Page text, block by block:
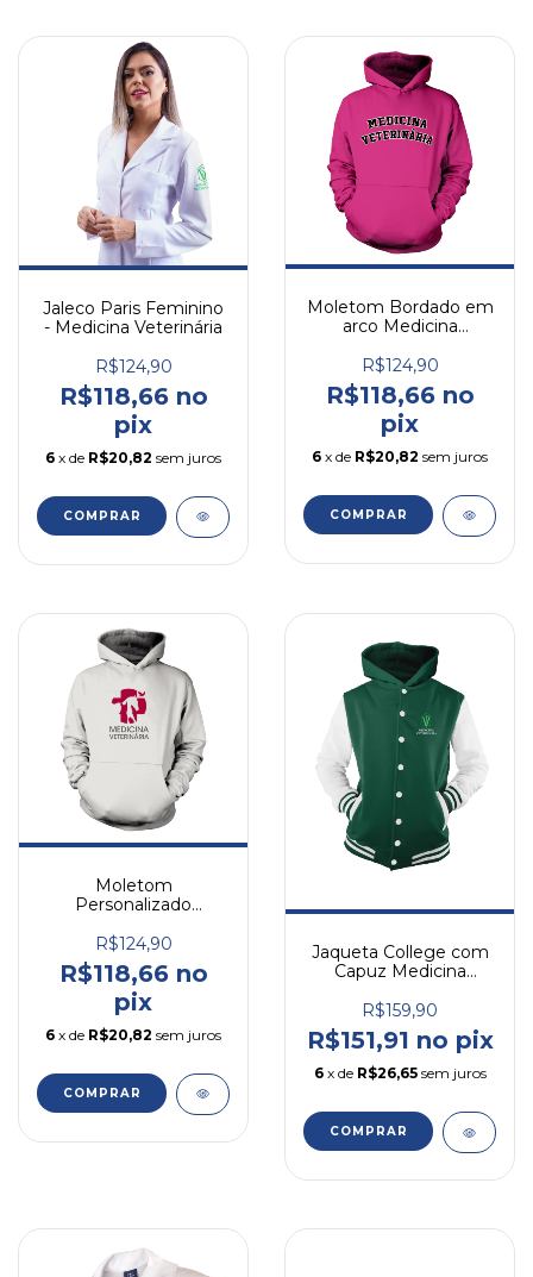
Jaleco Paris Feminino
- Medicina Veterinária
R$124,90
R$118,66 no
pix
6 x de R$20,82 sem juros
COMPRAR
Moletom Bordado em
arco Medicina
R$124,90
R$118,66 no
pix
6 x de R$20,82 sem juros
COMPRAR
Moletom
Personalizado
R$124,90
R$118,66 no
pix
6 x de R$20,82 sem juros
COMPRAR
Jaqueta College com
Capuz Medicina
R$159,90
R$151,91 no pix
6 x de R$26,65 sem juros
COMPRAR